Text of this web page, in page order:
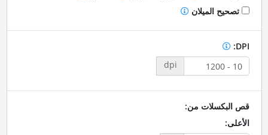
تصحيح الميلان
DPI:
dpi
قص البكسلات من:
الأعلى: